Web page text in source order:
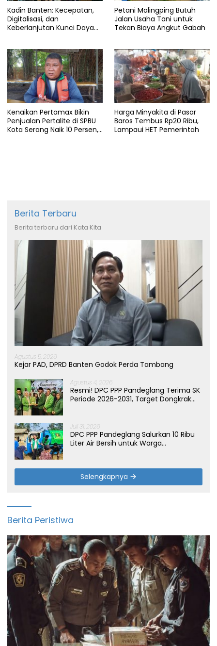
Kadin Banten: Kecepatan,
Digitalisasi, dan
Keberlanjutan Kunci Daya
Petani Malingping Butuh
Jalan Usaha Tani untuk
Tekan Biaya Angkut Gabah
Kenaikan Pertamax Bikin
Penjualan Pertalite di SPBU
Kota Serang Naik 10 Persen,
Harga Minyakita di Pasar
Baros Tembus Rp20 Ribu,
Lampaui HET Pemerintah
Berita Terbaru
Berita terbaru dari Kata Kita
Agustus 5, 2026
Kejar PAD, DPRD Banten Godok Perda Tambang
Agustus 4, 2026
Resmi! DPC PPP Pandeglang Terima SK
Periode 2026-2031, Target Dongkrak
Juli 31, 2026
DPC PPP Pandeglang Salurkan 10 Ribu
Liter Air Bersih untuk Warga
Selengkapnya
Berita Peristiwa